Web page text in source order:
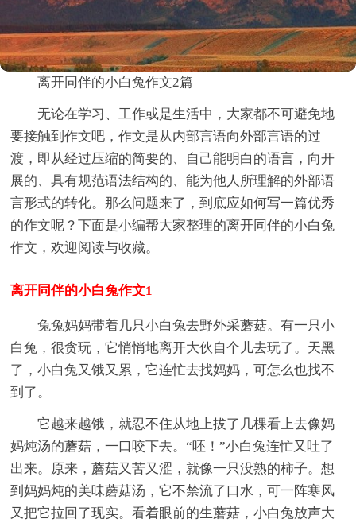
离开同伴的小白兔作文2篇
无论在学习、工作或是生活中，大家都不可避免地
要接触到作文吧，作文是从内部言语向外部言语的过
渡，即从经过压缩的简要的、自己能明白的语言，向开
展的、具有规范语法结构的、能为他人所理解的外部语
言形式的转化。那么问题来了，到底应如何写一篇优秀
的作文呢？下面是小编帮大家整理的离开同伴的小白兔
作文，欢迎阅读与收藏。
离开同伴的小白兔作文1
兔兔妈妈带着几只小白兔去野外采蘑菇。有一只小
白兔，很贪玩，它悄悄地离开大伙自个儿去玩了。天黑
了，小白兔又饿又累，它连忙去找妈妈，可怎么也找不
到了。
它越来越饿，就忍不住从地上拔了几棵看上去像妈
妈炖汤的蘑菇，一口咬下去。“呸！”小白兔连忙又吐了
出来。原来，蘑菇又苦又涩，就像一只没熟的柿子。想
到妈妈炖的美味蘑菇汤，它不禁流了口水，可一阵寒风
又把它拉回了现实。看着眼前的生蘑菇，小白兔放声大